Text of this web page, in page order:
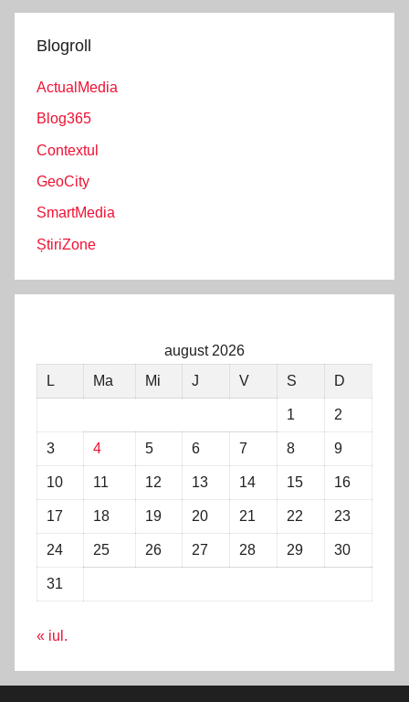
Blogroll
ActualMedia
Blog365
Contextul
GeoCity
SmartMedia
ȘtiriZone
august 2026
L
Ma Mi J V S D
1 2
3 4 5 6 7 8 9
10 11 12 13 14 15 16
17 18 19 20 21 22 23
24 25 26 27 28 29 30
31
« iul.